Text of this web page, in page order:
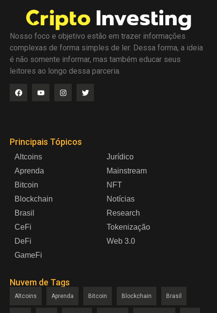
Nosso foco e objetivo estão em trazer informações
complexas de forma simples de ler. Dessa forma, a ideia
é não somente informar, mas também educar seus
leitores ao longo dessa parceria.
Principais Tópicos
Altcoins
Aprenda
Bitcoin
Blockchain
Brasil
CeFi
DeFi
GameFi
Jurídico
Mainstream
NFT
Notícias
Research
Tokenização
Web 3.0
Nuvem de Tags
Altcoins Aprenda Bitcoin Blockchain Brasil